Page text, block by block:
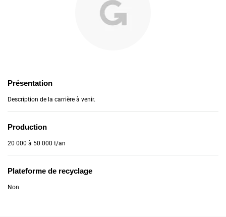
Présentation
Description de la carrière à venir.
Production
20 000 à 50 000 t/an
Plateforme de recyclage
Non